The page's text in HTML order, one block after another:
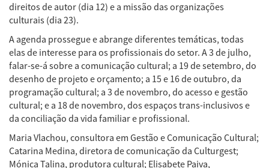
direitos de autor (dia 12) e a missão das organizações
culturais (dia 23).
A agenda prossegue e abrange diferentes temáticas, todas
elas de interesse para os profissionais do setor. A 3 de julho,
falar-se-á sobre a comunicação cultural; a 19 de setembro, do
desenho de projeto e orçamento; a 15 e 16 de outubro, da
programação cultural; a 3 de novembro, do acesso e gestão
cultural; e a 18 de novembro, dos espaços trans-inclusivos e
da conciliação da vida familiar e profissional.
Maria Vlachou, consultora em Gestão e Comunicação Cultural;
Catarina Medina, diretora de comunicação da Culturgest;
Mónica Talina, produtora cultural; Elisabete Paiva,